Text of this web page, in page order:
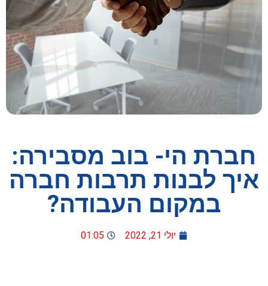
חברת הי- בוב מסבירה:
איך לבנות תרבות חברה
במקום העבודה?
יולי 21, 2022 01:05